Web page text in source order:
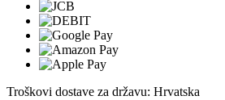
Troškovi dostave za državu: Hrvatska